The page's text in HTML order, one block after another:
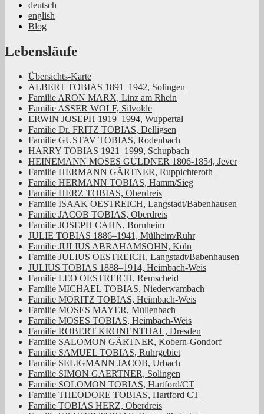
Jüdische Familiengeschichte aus dem
Rheinland
deutsch
english
Blog
Lebensläufe
Übersichts-Karte
ALBERT TOBIAS 1891–1942, Solingen
Familie ARON MARX, Linz am Rhein
Familie ASSER WOLF, Silvolde
ERWIN JOSEPH 1919–1994, Wuppertal
Familie Dr. FRITZ TOBIAS, Delligsen
Familie GUSTAV TOBIAS, Rodenbach
HARRY TOBIAS 1921–1999, Schupbach
HEINEMANN MOSES GÜLDNER 1806-1854, Jever
Familie HERMANN GÄRTNER, Ruppichteroth
Familie HERMANN TOBIAS, Hamm/Sieg
Familie HERZ TOBIAS, Oberdreis
Familie ISAAK OESTREICH, Langstadt/Babenhausen
Familie JACOB TOBIAS, Oberdreis
Familie JOSEPH CAHN, Bornheim
JULIE TOBIAS 1886–1941, Mülheim/Ruhr
Familie JULIUS ABRAHAMSOHN, Köln
Familie JULIUS OESTREICH, Langstadt/Babenhausen
JULIUS TOBIAS 1888–1914, Heimbach-Weis
Familie LEO OESTREICH, Remscheid
Familie MICHAEL TOBIAS, Niederwambach
Familie MORITZ TOBIAS, Heimbach-Weis
Familie MOSES MAYER, Müllenbach
Familie MOSES TOBIAS, Heimbach-Weis
Familie ROBERT KRONENTHAL, Dresden
Familie SALOMON GÄRTNER, Kobern-Gondorf
Familie SAMUEL TOBIAS, Ruhrgebiet
Familie SELIGMANN JACOB, Urbach
Familie SIMON GAERTNER, Solingen
Familie SOLOMON TOBIAS, Hartford/CT
Familie THEODORE TOBIAS, Hartford CT
Familie TOBIAS HERZ, Oberdreis